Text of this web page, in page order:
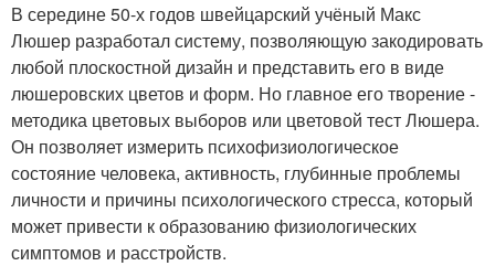
В середине 50-х годов швейцарский учёный Макс
Люшер разработал систему, позволяющую закодировать
любой плоскостной дизайн и представить его в виде
люшеровских цветов и форм. Но главное его творение -
методика цветовых выборов или цветовой тест Люшера.
Он позволяет измерить психофизиологическое
состояние человека, активность, глубинные проблемы
личности и причины психологического стресса, который
может привести к образованию физиологических
симптомов и расстройств.